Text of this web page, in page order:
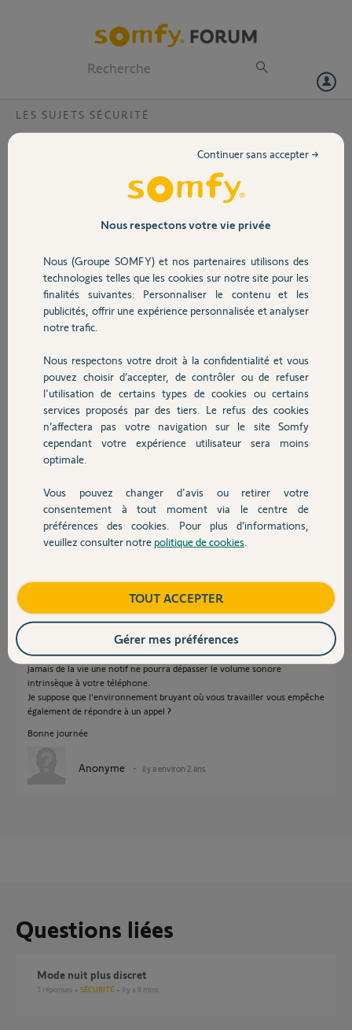
Volet
Sécurité
Domotique
Chauffage
Autres produits
Devis avec un pro
Contact
LES SUJETS SÉCURITÉ
Notifications trop discrète
Je trouve que les notifications d'intrusion du smartphone sont trop
discrètes. Je travaille dans un environnement brullant. Il serait
souhaitable que les alarmes d'intrusion/ de pré-alerte soient aussi
fortes que les alarmes réveil, avec un arrêt manuel obligatoire. Du
ses alarmes. On peu considérer ça comme des cas d'urgence...non?
Merci,
Franck
Participer au fil de discussion
Réponses
Vous pouvez affecter un autre son son au différentes alarmes dans votre
smartphone.
Cette modification se fait via le paramétrage des notifications dans la
gestion des applications.
JACKY M. il y a environ 2 ans
Et surtout augmenter le volume sonore sur votre smartphone, car,
jamais de la vie une notif ne pourra dépasser le volume sonore
intrinsèque à votre téléphone.
Je suppose que l'environnement bruyant où vous travailler vous empêche
également de répondre à un appel ?
Bonne journée
Anonyme il y a environ 2 ans
Questions liées
Mode nuit plus discret
5 réponses SÉCURITÉ il y a 8 mois
Nous respectons votre vie privée
Nous (Groupe SOMFY) et nos partenaires utilisons des
technologies telles que les cookies sur notre site pour les
finalités suivantes: Personnaliser le contenu et les
publicités, offrir une expérience personnalisée et analyser
notre trafic.
Nous respectons votre droit à la confidentialité et vous
pouvez choisir d’accepter, de contrôler ou de refuser
l'utilisation de certains types de cookies ou certains
services proposés par des tiers. Le refus des cookies
n’affectera pas votre navigation sur le site Somfy
cependant votre expérience utilisateur sera moins
optimale.
Vous pouvez changer d'avis ou retirer votre
consentement à tout moment via le centre de
préférences des cookies. Pour plus d’informations,
veuillez consulter notre politique de cookies
Continuer sans accepter →
TOUT ACCEPTER
Gérer mes préférences